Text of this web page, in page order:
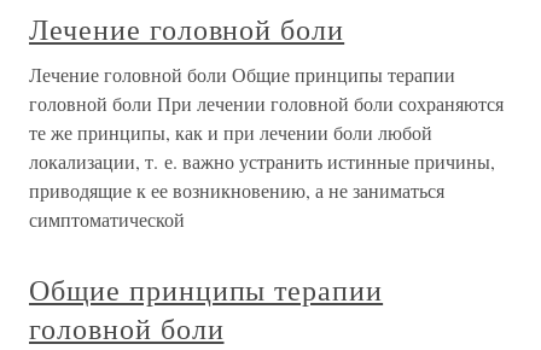
Лечение головной боли
Лечение головной боли Общие принципы терапии
головной боли При лечении головной боли сохраняются
те же принципы, как и при лечении боли любой
локализации, т. е. важно устранить истинные причины,
приводящие к ее возникновению, а не заниматься
симптоматической
Общие принципы терапии
головной боли